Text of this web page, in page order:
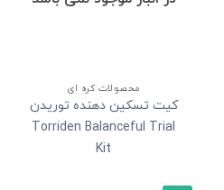
محصولات کره ای
کیت تسکین دهنده توریدن
Torriden Balanceful Trial
Kit